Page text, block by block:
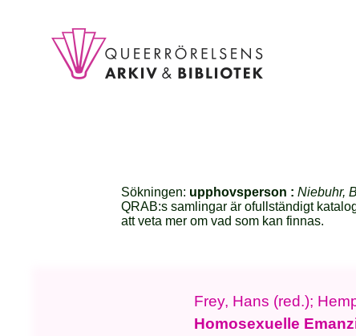
Sökningen: upphovsperson :Niebuhr,
QRAB:s samlingar är ofullständigt
att veta mer om vad som kan finnas.
Frey, Hans (red.);
Homosexuelle